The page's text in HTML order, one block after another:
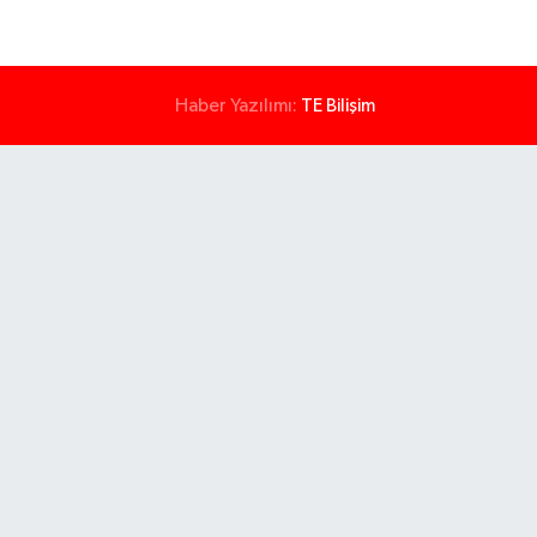
Haber Yazılımı: TE Bilişim